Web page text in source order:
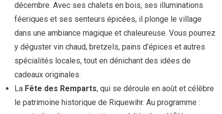
décembre. Avec ses chalets en bois, ses illuminations
féeriques et ses senteurs épicées, il plonge le village
dans une ambiance magique et chaleureuse. Vous pourrez
y déguster vin chaud, bretzels, pains d’épices et autres
spécialités locales, tout en dénichant des idées de
cadeaux originales.
La Fête des Remparts, qui se déroule en août et célèbre
le patrimoine historique de Riquewihr. Au programme :